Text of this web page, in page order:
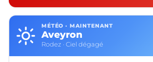
MÉTÉO · MAINTENANT
Aveyron
Rodez · Ciel dégagé